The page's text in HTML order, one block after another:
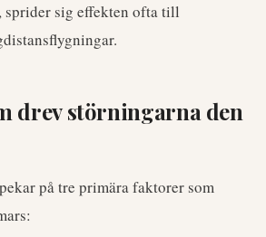
sig effekten ofta till
drev störningarna den
på tre primära faktorer som